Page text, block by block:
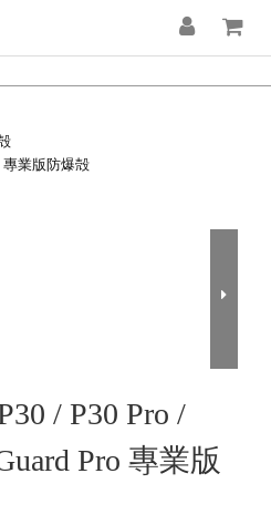
業版防爆殻
/ P30 Pro /
Pro 專業版